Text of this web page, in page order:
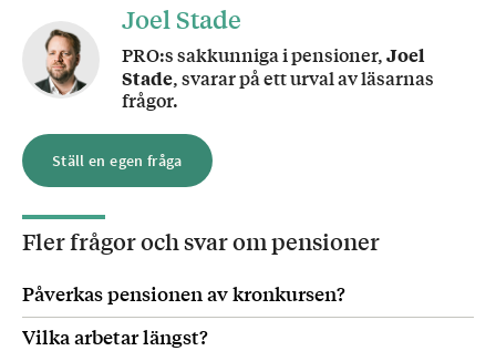
Joel Stade
PRO:s sakkunniga i pensioner,Joel
Stade, svarar på ett urval av läsarnas
frågor.
Ställ en egen fråga
Fler frågor och svar ompensioner
Påverkas pensionen av kronkursen?
Vilka arbetar längst?